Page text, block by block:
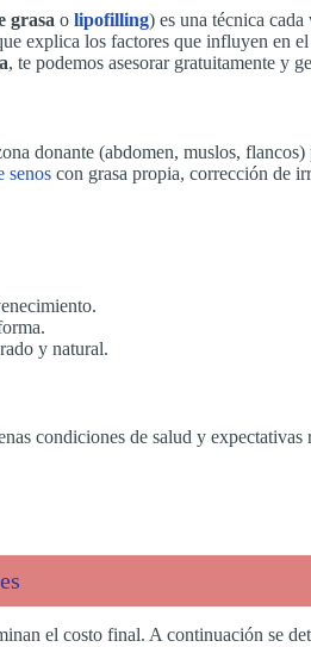
grasa o lipofilling) es una técnica
explica los factores que influyen en
, te podemos asesorar gratuitamente y
donante (abdomen, muslos,
senos con grasa propia, corrección de
y natural.
condiciones de salud y
el costo final. A continuación se